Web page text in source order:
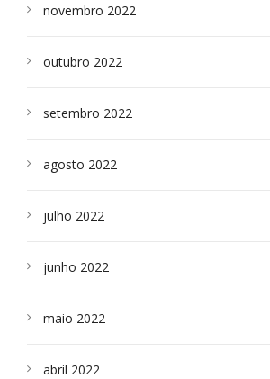
novembro 2022
outubro 2022
setembro 2022
agosto 2022
julho 2022
junho 2022
maio 2022
abril 2022